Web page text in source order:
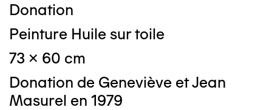
Donation
Peinture Huile sur toile
73 x 60 cm
Donation de Geneviève et Jean
Masurel en 1979